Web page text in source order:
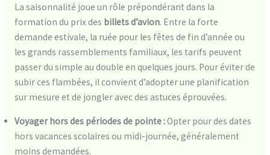
La saisonnalité joue un rôle prépondérant dans la
formation du prix des billets d’avion. Entre la forte
demande estivale, la ruée pour les fêtes de fin d’année ou
les grands rassemblements familiaux, les tarifs peuvent
passer du simple au double en quelques jours. Pour éviter de
subir ces flambées, il convient d’adopter une planification
sur mesure et de jongler avec des astuces éprouvées.
Voyager hors des périodes de pointe :Opter pour des dates
hors vacances scolaires ou midi-journée, généralement
moins demandées.